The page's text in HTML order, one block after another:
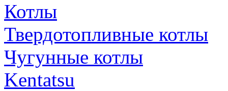
Котлы
Твердотопливные котлы
Чугунные котлы
Kentatsu